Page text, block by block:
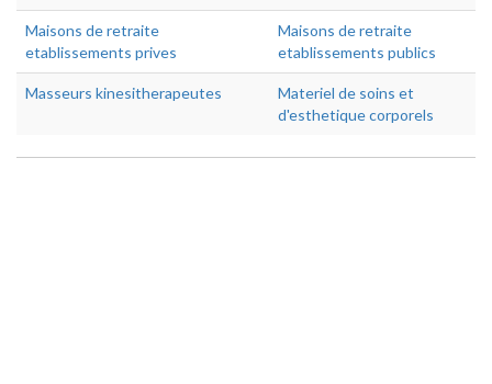
Maisons de retraite
etablissements prives
Maisons de retraite
etablissements publics
Masseurs kinesitherapeutes
Materiel de soins et
d'esthetique corporels